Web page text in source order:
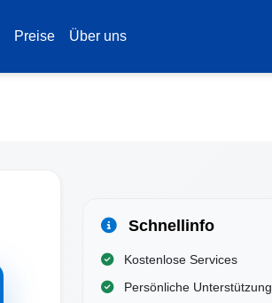
Preise Über uns
Schnellinfo
Kostenlose Services
Persönliche Unterstützung